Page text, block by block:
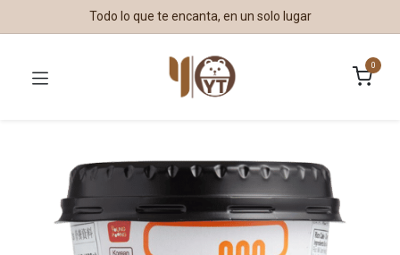
Todo lo que te encanta, en un solo lugar
0